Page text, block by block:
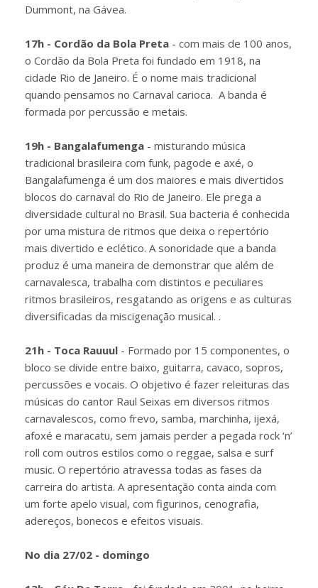
Dummont, na Gávea.
17h - Cordão da Bola Preta - com mais de 100 anos,
o Cordão da Bola Preta foi fundado em 1918, na
cidade Rio de Janeiro. É o nome mais tradicional
quando pensamos no Carnaval carioca. A banda é
formada por percussão e metais.
19h - Bangalafumenga - misturando música
tradicional brasileira com funk, pagode e axé, o
Bangalafumenga é um dos maiores e mais divertidos
blocos do carnaval do Rio de Janeiro. Ele prega a
diversidade cultural no Brasil. Sua bacteria é conhecida
por uma mistura de ritmos que deixa o repertório
mais divertido e eclético. A sonoridade que a banda
produz é uma maneira de demonstrar que além de
carnavalesca, trabalha com distintos e peculiares
ritmos brasileiros, resgatando as origens e as culturas
diversificadas da miscigenação musical. .
21h - Toca Rauuul - Formado por 15 componentes, o
bloco se divide entre baixo, guitarra, cavaco, sopros,
percussões e vocais. O objetivo é fazer releituras das
músicas do cantor Raul Seixas em diversos ritmos
carnavalescos, como frevo, samba, marchinha, ijexá,
afoxé e maracatu, sem jamais perder a pegada rock ‘n’
roll com outros estilos como o reggae, salsa e surf
music. O repertório atravessa todas as fases da
carreira do artista. A apresentação conta ainda com
um forte apelo visual, com figurinos, cenografia,
adereços, bonecos e efeitos visuais.
No dia 27/02 - domingo